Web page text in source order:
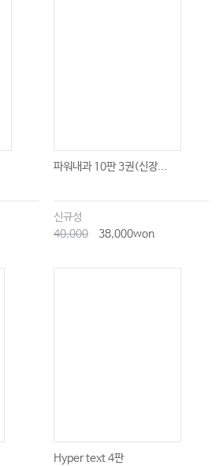
파워내과 10판 3권(신장...
신규성
40,000
38,000won
Hyper text 4판